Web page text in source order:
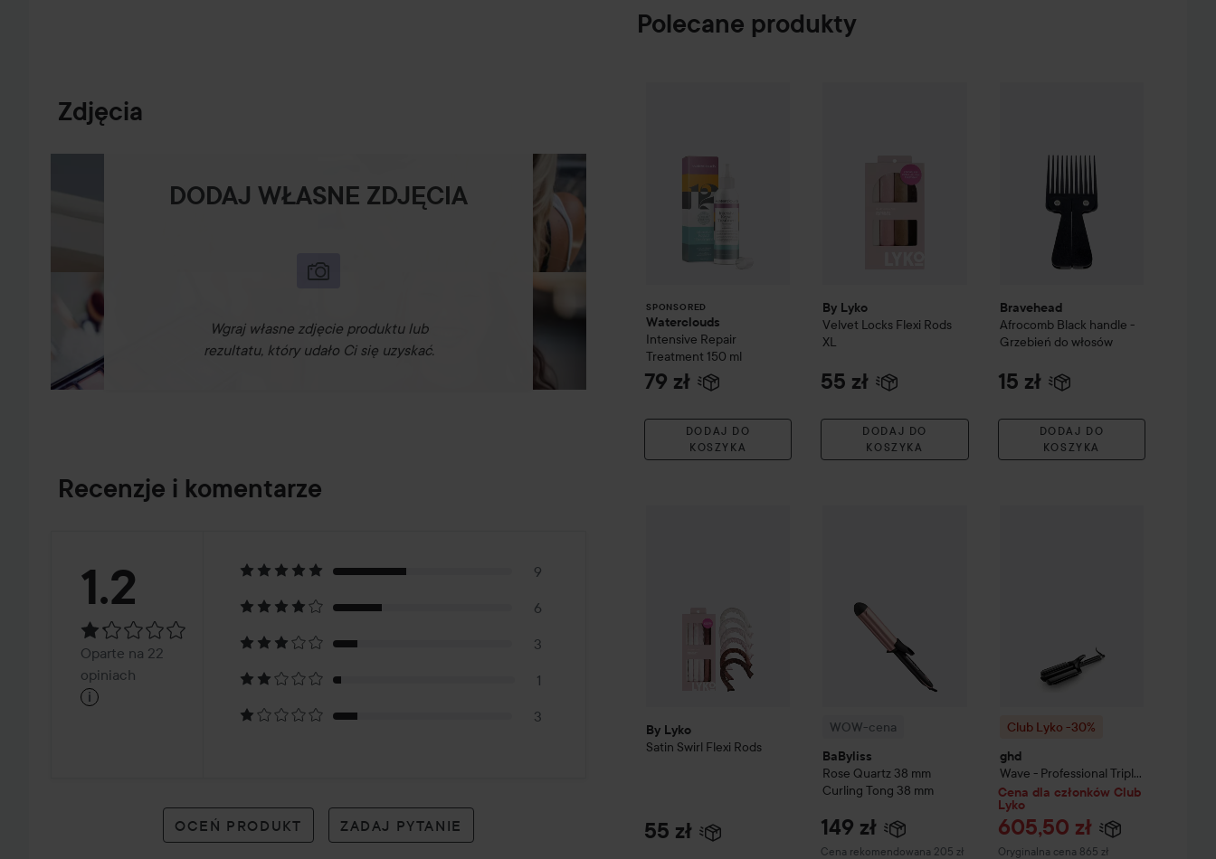
Zdjęcia
DODAJ WŁASNE ZDJĘCIA
Wgraj własne zdjęcie produktu lub
rezultatu, który udało Ci się uzyskać.
Recenzje i komentarze
Ocena:
1.2Oparte
na
opiniach
1.2
Oparte na 22
opiniach
i
9
6
3
1
3
OCEŃ PRODUKT ZADAJ PYTANIE
Polecane produkty
SPONSORED
Waterclouds
Intensive Repair
Treatment 150 ml
79 zł
DODAJ DO
KOSZYKA
By Lyko
Velvet Locks Flexi Rods
XL
55 zł
DODAJ DO
KOSZYKA
Bravehead
Afrocomb Black handle -
Grzebień do włosów
15 zł
DODAJ DO
KOSZYKA
By Lyko
Satin Swirl Flexi Rods
55 zł
WOW-cena
BaByliss
Rose Quartz 38 mm
Curling Tong 38 mm
149 zł
Cena rekomendowana 205 zł
Zalecana cena 205 zł
Club Lyko -30%
ghd
Wave - Professional Triple
Barrel Waver
Cena dla członków Club
Lyko
605,50 zł
Oryginalna cena 865 zł
Cena regularna 865 zł